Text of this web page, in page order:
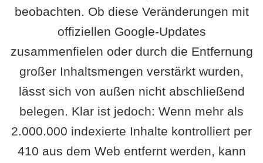
beobachten. Ob diese Veränderungen mit
offiziellen Google-Updates
zusammenfielen oder durch die Entfernung
großer Inhaltsmengen verstärkt wurden,
lässt sich von außen nicht abschließend
belegen. Klar ist jedoch: Wenn mehr als
2.000.000 indexierte Inhalte kontrolliert per
410 aus dem Web entfernt werden, kann